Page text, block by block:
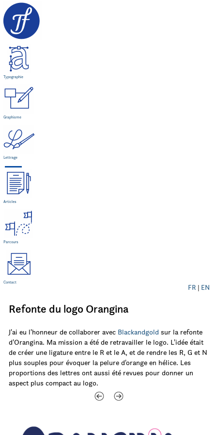
Typographie
Graphisme
Lettrage
Articles
Parcours
Contact
FR | EN
Refonte du logo Orangina
J'ai eu l'honneur de collaborer avec Blackandgold sur la refonte
d'Orangina. Ma mission a été de retravailler le logo. L'idée était
de créer une ligature entre le R et le A, et de rendre les R, G et N
plus souples pour évoquer la pelure d'orange en hélice. Les
proportions des lettres ont aussi été revues pour donner un
aspect plus compact au logo.